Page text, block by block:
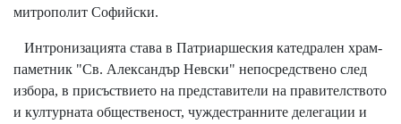
митрополит Софийски.
Интронизацията става в Патриаршеския катедрален храм-
паметник "Св. Александър Невски" непосредствено след
избора, в присъствието на представители на правителството
и културната общественост, чуждестранните делегации и